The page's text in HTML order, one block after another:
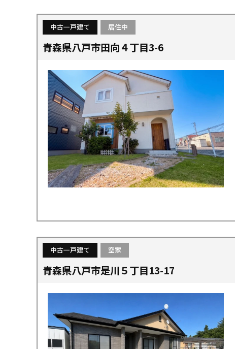
中古一戸建て 居住中
青森県八戸市田向４丁目3-6
中古一戸建て 空家
青森県八戸市是川５丁目13-17